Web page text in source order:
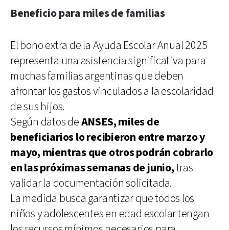
Beneficio para miles de familias
El bono extra de la Ayuda Escolar Anual 2025
representa una asistencia significativa para
muchas familias argentinas que deben
afrontar los gastos vinculados a la escolaridad
de sus hijos.
Según datos deANSES, miles de
beneficiarios lo recibieron entre marzo y
mayo, mientras que otros podrán cobrarlo
en las próximas semanas de junio,tras
validar la documentación solicitada.
La medida busca garantizar que todos los
niños y adolescentes en edad escolar tengan